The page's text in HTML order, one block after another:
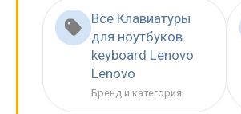
Все Клавиатуры
для ноутбуков
keyboard Lenovo
Lenovo
Бренд и категория